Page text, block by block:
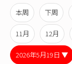
本周 下周
11月 12月
2026年5月19日 ▼